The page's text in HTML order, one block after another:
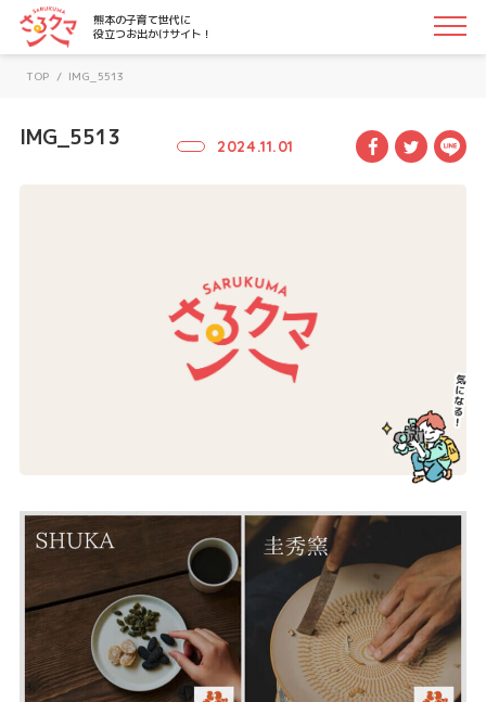
さるクマ-さるこう、熊本-｜熊本の子育て世代に役立つお
熊本の子育て世代に
役立つお出かけサイト！
TOP / IMG_5513
IMG_5513 2024.11.01 Facebook